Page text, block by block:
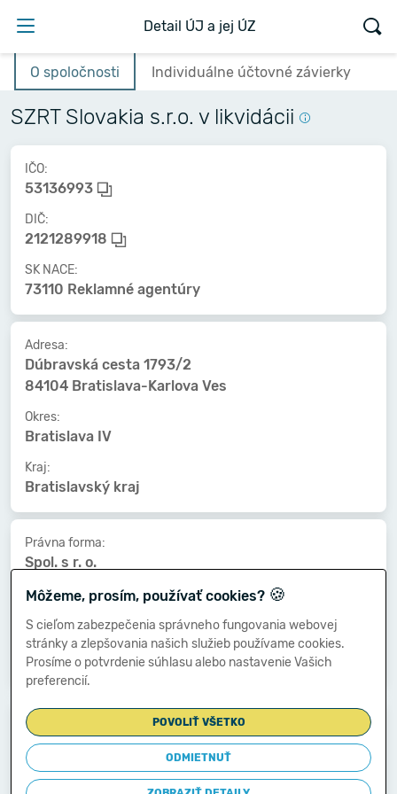
Detail ÚJ a jej ÚZ
O spoločnosti Individuálne účtovné závierky
SZRT Slovakia s.r.o. v likvidácii
IČO:
53136993
DIČ:
2121289918
SK NACE:
73110 Reklamné agentúry
Adresa:
Dúbravská cesta 1793/2
84104 Bratislava-Karlova Ves
Okres:
Bratislava IV
Kraj:
Bratislavský kraj
Právna forma:
Spol. s r. o.
Kat. veľkosti:
Druh vlastníctva:
Zahraničné
Dátum vzniku:
16.07.2020
Dátum zániku:
16.11.2024
Môžeme, prosím, používať cookies? 🍪
S cieľom zabezpečenia správneho fungovania webovej
stránky a zlepšovania našich služieb používame cookies.
Prosíme o potvrdenie súhlasu alebo nastavenie Vašich
preferencií.
POVOLIŤ VŠETKO
ODMIETNUŤ